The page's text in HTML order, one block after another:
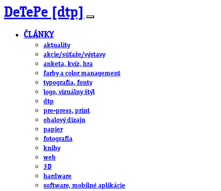
DeTePe [dtp]
ČLÁNKY
aktuality
akcie/súťaže/výstavy
anketa, kvíz, hra
farby a color management
typografia, fonty
logo, vizuálny štýl
dtp
pre-press, print
obalový dizajn
papier
fotografia
knihy
web
3D
hardware
software, mobilné aplikácie